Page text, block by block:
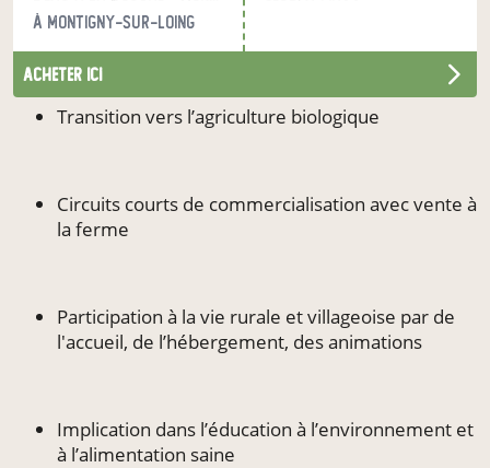
à Montigny-sur-Loing
acheter ici
L’ECOFERME DES MILLE ET UNE FEUILLES S’INSCRIT
DANS CETTE TRADITION TOUT EN S’ADAPTANT AUX
BESOINS DE NOTRE TEMPS:
Transition vers l’agriculture biologique
Circuits courts de commercialisation avec vente à
la ferme
Participation à la vie rurale et villageoise par de
l'accueil, de l’hébergement, des animations
Implication dans l’éducation à l’environnement et
à l’alimentation saine